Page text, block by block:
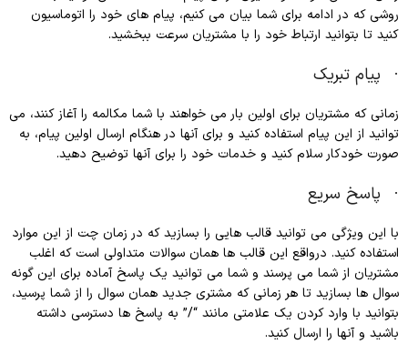
روشی که در ادامه برای شما بیان می کنیم، پیام های خود را اتوماسیون
کنید تا بتوانید ارتباط خود را با مشتریان سرعت ببخشید.
· پیام تبریک
زمانی که مشتریان برای اولین بار می خواهند با شما مکالمه را آغاز کنند، می
توانید از این پیام استفاده کنید و برای آنها در هنگام ارسال اولین پیام، به
صورت خودکار سلام کنید و خدمات خود را برای آنها توضیح دهید.
· پاسخ سریع
با این ویژگی می توانید قالب هایی را بسازید که در زمان چت از این موارد
استفاده کنید. درواقع این قالب ها همان سوالات متداولی است که اغلب
مشتریان از شما می پرسند و شما می توانید یک پاسخ آماده برای این گونه
سوال ها بسازید تا هر زمانی که مشتری جدید همان سوال را از شما پرسید،
بتوانید با وارد کردن یک علامتی مانند “/” به پاسخ ها دسترسی داشته
باشید و آنها را ارسال کنید.